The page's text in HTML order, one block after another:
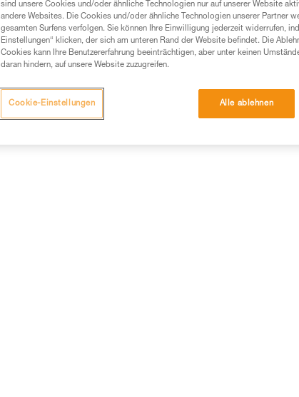
sind unsere Cookies und/oder ähnliche Technologien nur auf unserer Website
andere Websites. Die Cookies und/oder ähnliche Technologien unserer Partner
gesamten Surfens verfolgen. Sie können Ihre Einwilligung jederzeit widerrufen,
Einstellungen“ klicken, der sich am unteren Rand der Website befindet. Die
Cookies kann Ihre Benutzererfahrung beeinträchtigen, aber unter keinen
daran hindern, auf unsere Website zuzugreifen.
Alle ablehnen
Cookie-Einstellungen